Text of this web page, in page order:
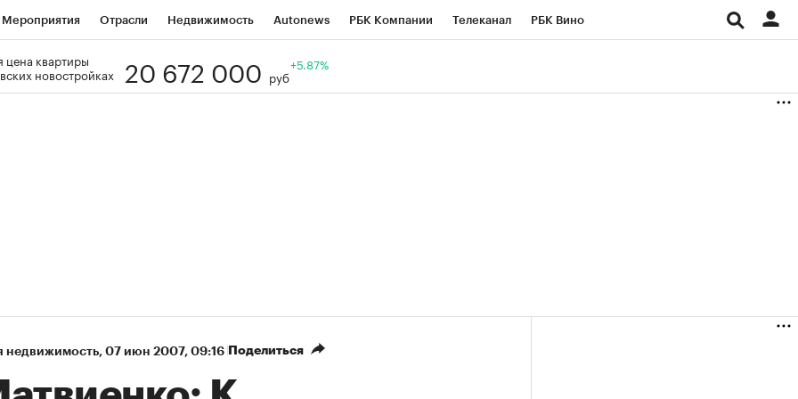
Мероприятия Отрасли Недвижимость Autonews РБК Компании Телеканал РБК Вино
Визионеры
цена квартиры
новостройках
20 672 000 руб
+5.87%
недвижимость⁠, 07 июн 2007, 09:16 Поделиться